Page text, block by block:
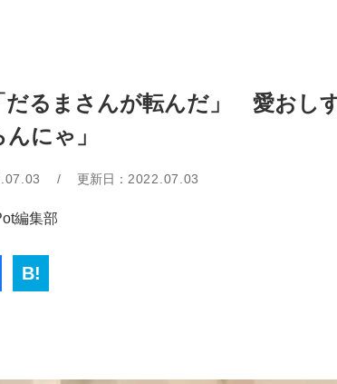
だるまさんが転んだ」 愛おし
んにゃ」
/ 更新日： 2022.07.03
編集部
B!